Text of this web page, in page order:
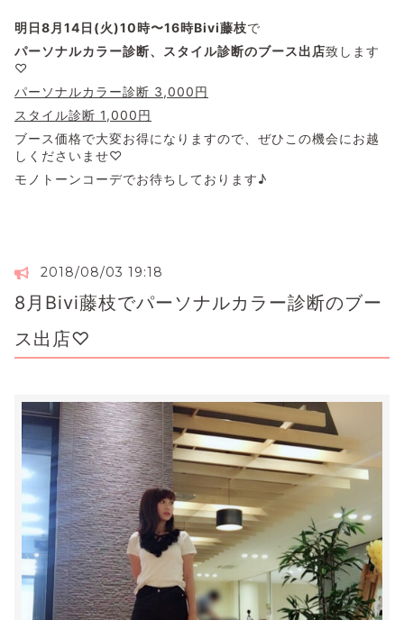
明日8月14日(火)10時〜16時Bivi藤枝で
パーソナルカラー診断、スタイル診断のブース出店致します
♡
パーソナルカラー診断 3,000円
スタイル診断 1,000円
ブース価格で大変お得になりますので、ぜひこの機会にお越
しくださいませ♡
モノトーンコーデでお待ちしております♪
2018/08/03 19:18
8月Bivi藤枝でパーソナルカラー診断のブー
ス出店♡